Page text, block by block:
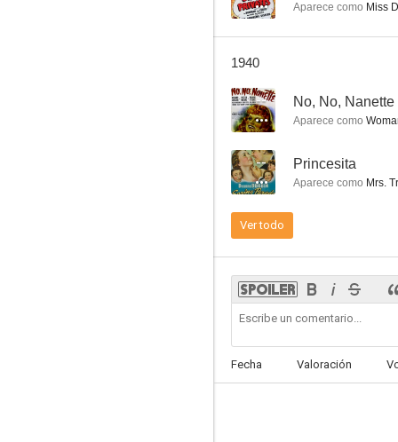
--
Por un viaje a París
--
Aparece como Miss
1940
-- No, No, Nanette
Aparece como
-- Princesita
Aparece como Mrs.
Ver todo
Fecha Valoración